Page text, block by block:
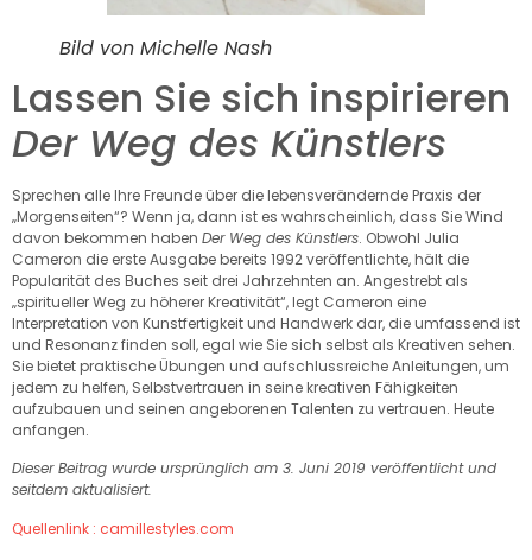
Bild von Michelle Nash
Lassen Sie sich inspirieren
Der Weg des Künstlers
Sprechen alle Ihre Freunde über die lebensverändernde Praxis der
„Morgenseiten“? Wenn ja, dann ist es wahrscheinlich, dass Sie Wind
davon bekommen haben Der Weg des Künstlers. Obwohl Julia
Cameron die erste Ausgabe bereits 1992 veröffentlichte, hält die
Popularität des Buches seit drei Jahrzehnten an. Angestrebt als
„spiritueller Weg zu höherer Kreativität“, legt Cameron eine
Interpretation von Kunstfertigkeit und Handwerk dar, die umfassend ist
und Resonanz finden soll, egal wie Sie sich selbst als Kreativen sehen.
Sie bietet praktische Übungen und aufschlussreiche Anleitungen, um
jedem zu helfen, Selbstvertrauen in seine kreativen Fähigkeiten
aufzubauen und seinen angeborenen Talenten zu vertrauen. Heute
anfangen.
Dieser Beitrag wurde ursprünglich am 3. Juni 2019 veröffentlicht und
seitdem aktualisiert.
Quellenlink : camillestyles.com